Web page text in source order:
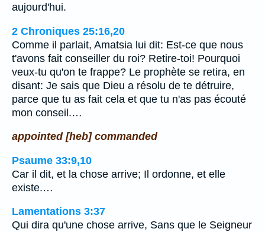
aujourd'hui.
2 Chroniques 25:16,20
Comme il parlait, Amatsia lui dit: Est-ce que nous
t'avons fait conseiller du roi? Retire-toi! Pourquoi
veux-tu qu'on te frappe? Le prophète se retira, en
disant: Je sais que Dieu a résolu de te détruire,
parce que tu as fait cela et que tu n'as pas écouté
mon conseil.…
appointed [heb] commanded
Psaume 33:9,10
Car il dit, et la chose arrive; Il ordonne, et elle
existe.…
Lamentations 3:37
Qui dira qu'une chose arrive, Sans que le Seigneur